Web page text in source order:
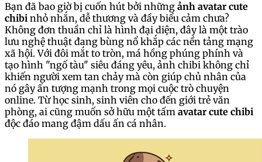
Bạn đã bao giờ bị cuốn hút bởi những ảnh avatar cute
chibi nhỏ nhắn, dễ thương và đầy biểu cảm chưa?
Không đơn thuần chỉ là hình đại diện, đây là một trào
lưu nghệ thuật đang bùng nổ khắp các nền tảng mạng
xã hội. Với đôi mắt to tròn, má hồng phúng phính và
tạo hình "ngố tàu" siêu đáng yêu, ảnh chibi không chỉ
khiến người xem tan chảy mà còn giúp chủ nhân của
nó gây ấn tượng mạnh trong mọi cuộc trò chuyện
online. Từ học sinh, sinh viên cho đến giới trẻ văn
phòng, ai cũng muốn sở hữu một tấm avatar cute chibi
độc đáo mang đậm dấu ấn cá nhân.